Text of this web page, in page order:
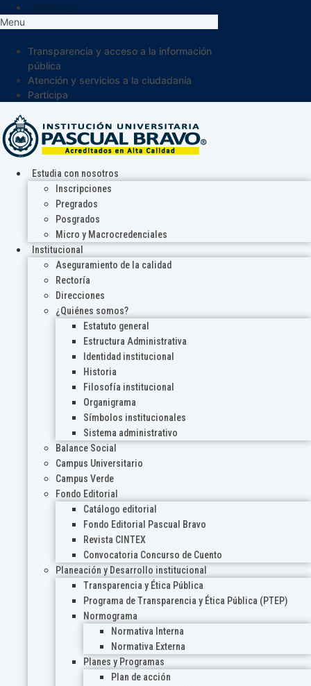
Menu
Transparencia y acceso a la información
pública
Atención y servicios a la ciudadanía
Participa
Estudia con nosotros
Inscripciones
Pregrados
Posgrados
Micro y Macrocredenciales
Institucional
Aseguramiento de la calidad
Rectoría
Direcciones
¿Quiénes somos?
Estatuto general
Estructura Administrativa
Identidad institucional
Historia
Filosofía institucional
Organigrama
Símbolos institucionales
Sistema administrativo
Balance Social
Campus Universitario
Campus Verde
Fondo Editorial
Catálogo editorial
Fondo Editorial Pascual Bravo
Revista CINTEX
Convocatoria Concurso de Cuento
Planeación y Desarrollo institucional
Transparencia y Ética Pública
Programa de Transparencia y Ética Pública (PTEP)
Normograma
Normativa Interna
Normativa Externa
Planes y Programas
Plan de acción